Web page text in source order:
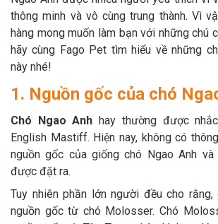
mèo
Dịch vụ mua bán chó
mèo
Dịch vụ
TIN TỨC
Thông tin về khách sạn,
spa cho thú cưng
thông minh và vô cùng trung thành. Vì
hàng mong muốn làm bạn với những chú
hãy cùng Fago Pet tìm hiểu về những
này nhé!
1. Nguồn gốc của chó
Chó Ngao Anh hay thường được
English Mastiff. Hiện nay, không có
nguồn gốc của giống chó Ngao Anh
được đặt ra.
Tuy nhiên phần lớn người đều cho rằng,
nguồn gốc từ chó Molosser. Chó